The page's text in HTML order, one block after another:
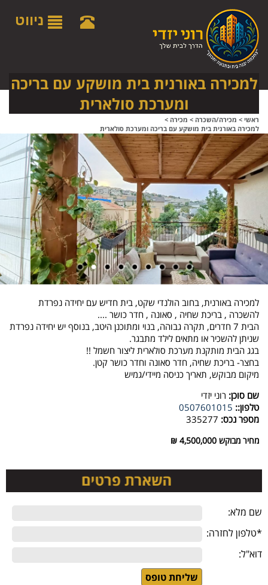
נגישות
ניווט
למכירה באורנית בית מושקע עם בריכה
ומערכת סולארית
ראשי > מכירה/השכרה > מכירה >
למכירה באורנית בית מושקע עם בריכה ומערכת סולארית
למכירה באורנית, בחוב הולנדי שקט, בית חדיש עם יחידה נפרדת
להשכרה , בריכת שחיה , סאונה , חדר כושר ....
הבית 7 חדרים, תקרה גבוהה, בנוי ומתוכנן היטב, בנוסף יש יחידה נפרדת
שניתן להשכיר או מתאים לילד מתבגר.
בגג הבית מותקנת מערכת סולארית ליצור חשמל !!
בחצר- בריכת שחיה, חדר סאונה וחדר כושר קטן.
מיקום מבוקש, תאריך כניסה מיידי/גמיש
שם סוכן: רוני יזדי
טלפון:: 0507601015
מספר נכס: 335277
מחיר מבוקש 4,500,000 ₪
שם מלא:
*טלפון לחזרה:
דוא"ל: